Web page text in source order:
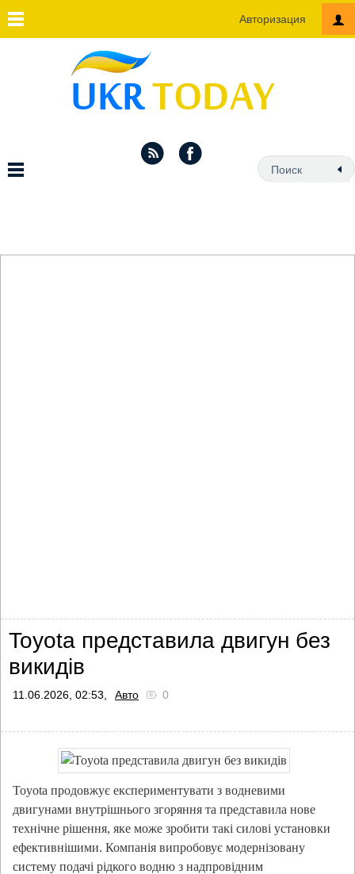
Авторизация
Toyota представила двигун без
викидів
11.06.2026, 02:53, Авто 0
Toyota продовжує експериментувати з водневими
двигунами внутрішнього згоряння та представила нове
технічне рішення, яке може зробити такі силові установки
ефективнішими. Компанія випробовує модернізовану
систему подачі рідкого водню з надпровідним